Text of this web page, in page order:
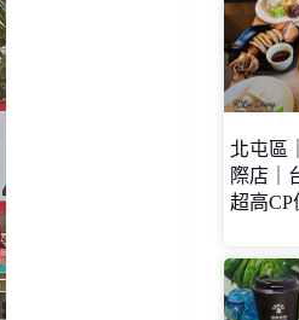
北屯區
際店｜
超高